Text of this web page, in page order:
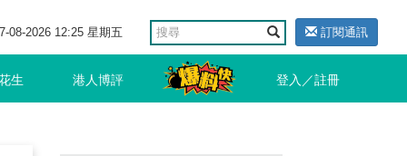
08-2026 12:25 星期五 訂閱通訊
生 港人博評 登入／註冊